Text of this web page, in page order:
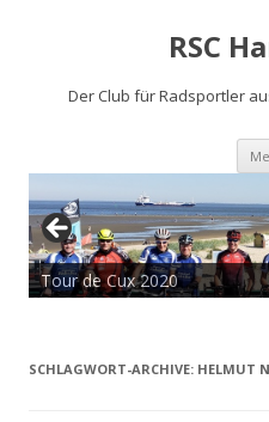
RSC
Der Club für Radsportler
Tour de Cux 2020
SCHLAGWORT-ARCHIVE: HELMUT